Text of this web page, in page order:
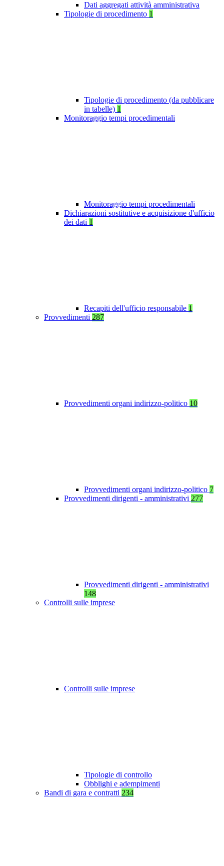
Dati aggregati attività amministrativa
Tipologie di procedimento 1
Tipologie di procedimento (da pubblicare
in tabelle) 1
Monitoraggio tempi procedimentali
Monitoraggio tempi procedimentali
Dichiarazioni sostitutive e acquisizione d'ufficio
dei dati 1
Recapiti dell'ufficio responsabile 1
Provvedimenti 287
Provvedimenti organi indirizzo-politico 10
Provvedimenti organi indirizzo-politico 7
Provvedimenti dirigenti - amministrativi 277
Provvedimenti dirigenti - amministrativi
148
Controlli sulle imprese
Controlli sulle imprese
Tipologie di controllo
Obblighi e adempimenti
Bandi di gara e contratti 234